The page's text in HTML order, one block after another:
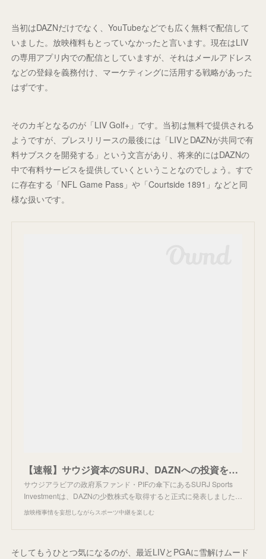
当初はDAZNだけでなく、YouTubeなどでも広く無料で配信して
いました。放映権料もとっていなかったと言います。現在はLIV
の専用アプリ内での配信としていますが、それはメールアドレス
などの登録を義務付け、マーケティングに活用する戦略があった
はずです。
そのカギとなるのが「LIV Golf+」です。当初は無料で提供される
ようですが、プレスリリースの最後には「LIVとDAZNが共同で有
料サブスクを開発する」という文言があり、将来的にはDAZNの
中で有料サービスを提供していくということなのでしょう。すで
に存在する「NFL Game Pass」や「Courtside 1891」などと同
様な扱いです。
【速報】サウジ資本のSURJ、DAZNへの投資を正式発表。
サウジアラビアの政府系ファンド・PIFの傘下にあるSURJ Sports
Investmentは、DAZNの少数株式を取得すると正式に発表しました…
放映権事情を妄想しながらスポーツ中継を楽しむ
そしてもうひとつ気になるのが、最近LIVとPGAに雪解けムード